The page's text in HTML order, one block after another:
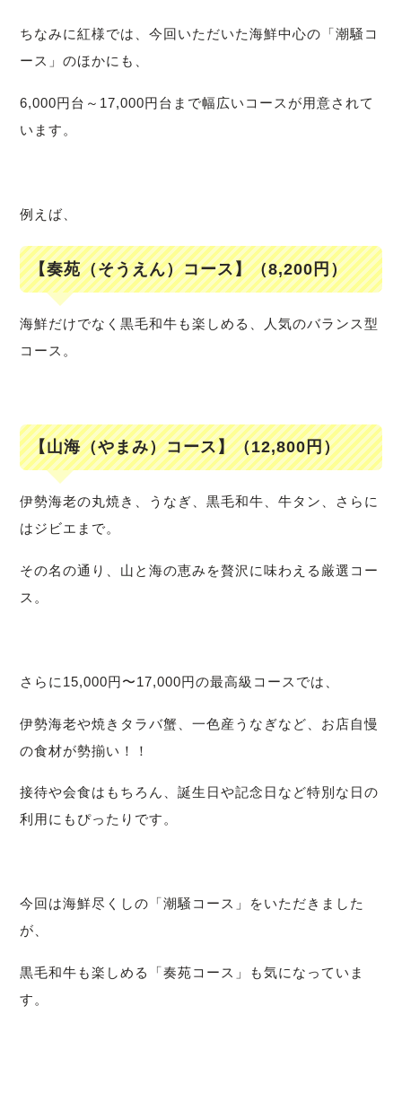
ちなみに紅様では、今回いただいた海鮮中心の「潮騒コ
ース」のほかにも、
6,000円台～17,000円台まで幅広いコースが用意されて
います。
例えば、
【奏苑（そうえん）コース】（8,200円）
海鮮だけでなく黒毛和牛も楽しめる、人気のバランス型
コース。
【山海（やまみ）コース】（12,800円）
伊勢海老の丸焼き、うなぎ、黒毛和牛、牛タン、さらに
はジビエまで。
その名の通り、山と海の恵みを贅沢に味わえる厳選コー
ス。
さらに15,000円〜17,000円の最高級コースでは、
伊勢海老や焼きタラバ蟹、一色産うなぎなど、お店自慢
の食材が勢揃い！！
接待や会食はもちろん、誕生日や記念日など特別な日の
利用にもぴったりです。
今回は海鮮尽くしの「潮騒コース」をいただきました
が、
黒毛和牛も楽しめる「奏苑コース」も気になっていま
す。